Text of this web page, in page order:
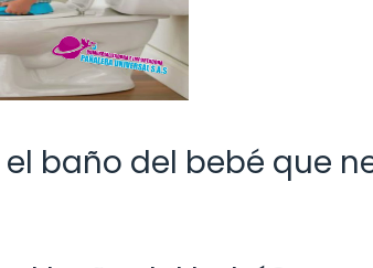
baño del bebé que